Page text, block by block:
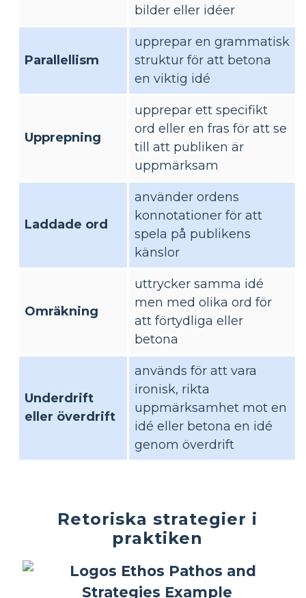
bilder eller idéer
Parallellism
upprepar en grammatisk
struktur för att betona
en viktig idé
Upprepning
upprepar ett specifikt
ord eller en fras för att se
till att publiken är
uppmärksam
Laddade ord
använder ordens
konnotationer för att
spela på publikens
känslor
Omräkning
uttrycker samma idé
men med olika ord för
att förtydliga eller
betona
Underdrift
eller överdrift
används för att vara
ironisk, rikta
uppmärksamhet mot en
idé eller betona en idé
genom överdrift
Retoriska strategier i
praktiken